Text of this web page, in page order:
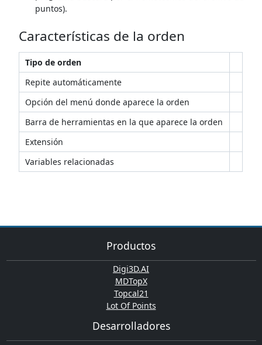
puntos).
Características de la orden
Tipo de orden
Repite automáticamente
Opción del menú donde aparece la orden
Barra de herramientas en la que aparece la orden
Extensión
Variables relacionadas
Productos
Digi3D.AI
MDTopX
Topcal21
Lot Of Points
Desarrolladores